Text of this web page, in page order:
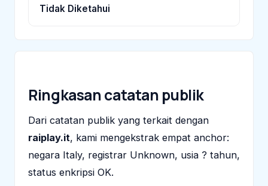
Tidak Diketahui
Ringkasan catatan publik
Dari catatan publik yang terkait dengan
raiplay.it, kami mengekstrak empat anchor:
negara Italy, registrar Unknown, usia ? tahun,
status enkripsi OK.